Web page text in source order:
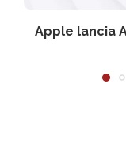
Apple lancia